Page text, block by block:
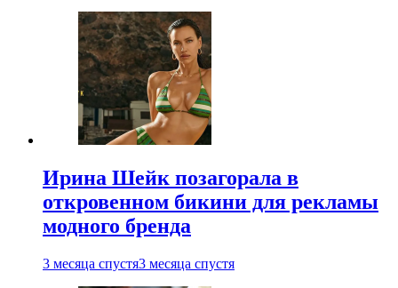
Ирина Шейк позагорала в
откровенном бикини для рекламы
модного бренда
3 месяца спустя3 месяца спустя